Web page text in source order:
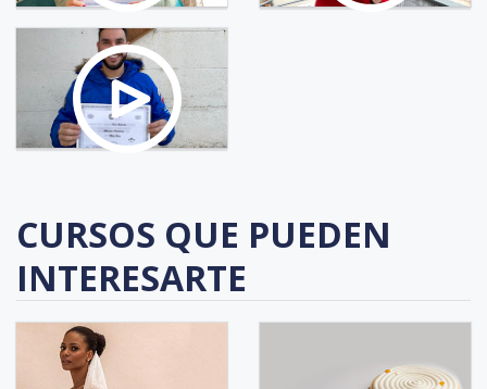
CURSOS QUE PUEDEN
INTERESARTE